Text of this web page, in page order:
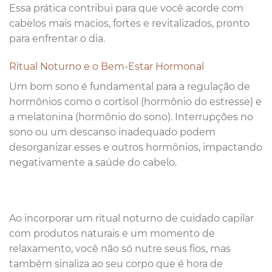
Essa prática contribui para que você acorde com
cabelos mais macios, fortes e revitalizados, pronto
para enfrentar o dia.
Ritual Noturno e o Bem-Estar Hormonal
Um bom sono é fundamental para a regulação de
hormônios como o cortisol (hormônio do estresse) e
a melatonina (hormônio do sono). Interrupções no
sono ou um descanso inadequado podem
desorganizar esses e outros hormônios, impactando
negativamente a saúde do cabelo.
Ao incorporar um ritual noturno de cuidado capilar
com produtos naturais e um momento de
relaxamento, você não só nutre seus fios, mas
também sinaliza ao seu corpo que é hora de